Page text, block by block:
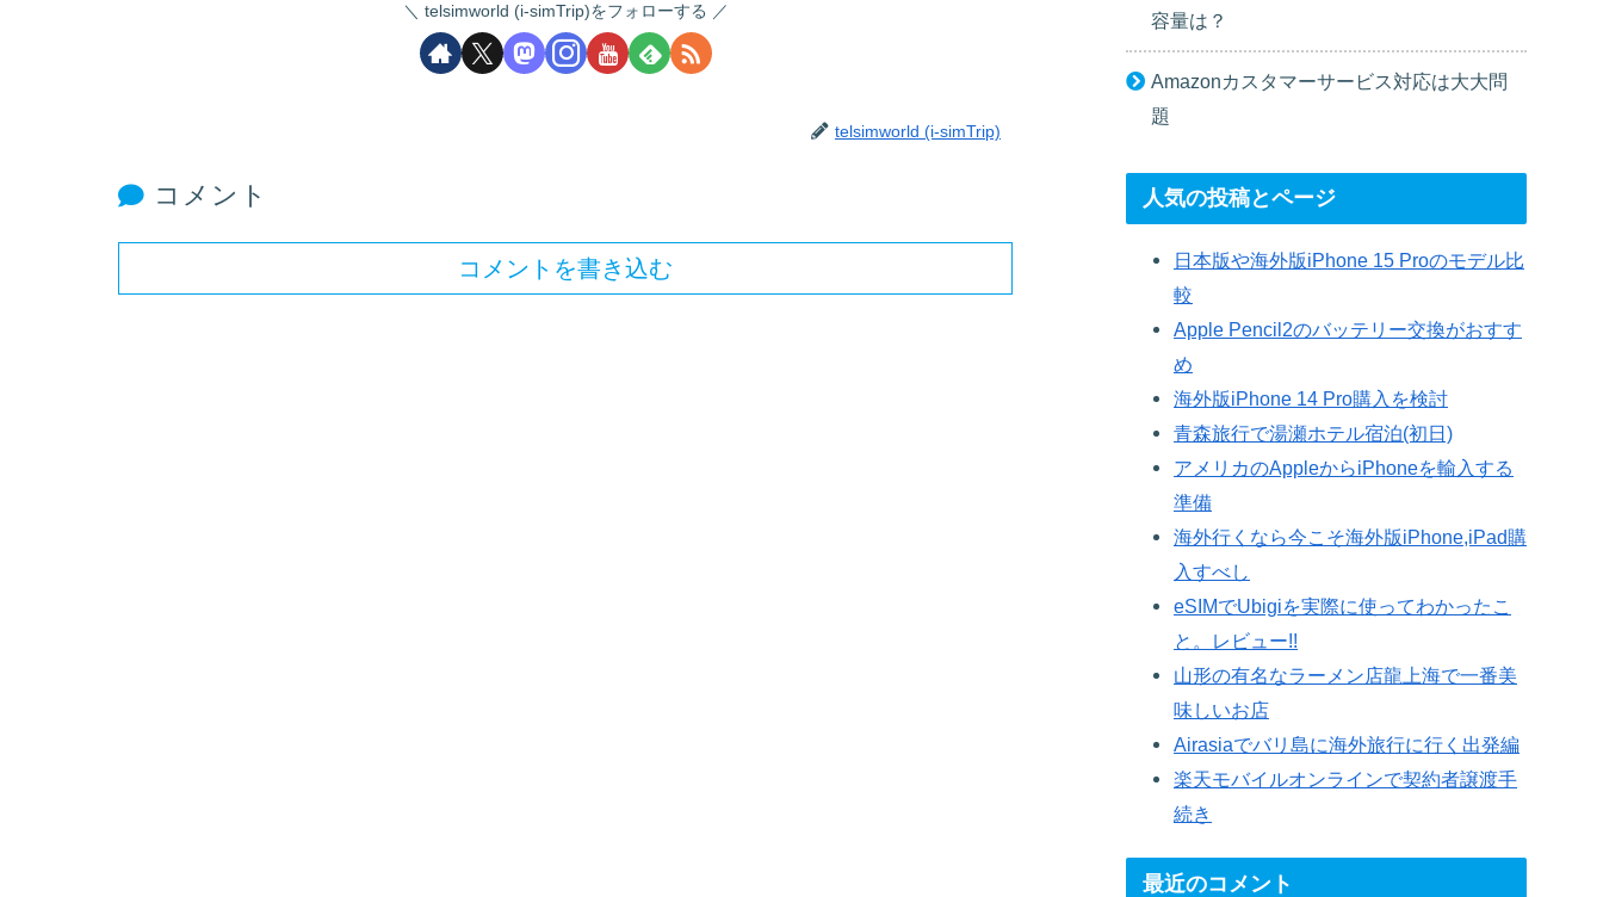
telsimworld (i-simTrip)をフォローする
telsimworld (i-simTrip)
コメント
コメントを書き込む
容量は？
Amazonカスタマーサービス対応は大大問
題
人気の投稿とページ
日本版や海外版iPhone 15 Proのモデル比
較
Apple Pencil2のバッテリー交換がおすす
め
海外版iPhone 14 Pro購入を検討
青森旅行で湯瀬ホテル宿泊(初日)
アメリカのAppleからiPhoneを輸入する
準備
海外行くなら今こそ海外版iPhone,iPad購
入すべし
eSIMでUbigiを実際に使ってわかったこ
と。レビュー!!
山形の有名なラーメン店龍上海で一番美
味しいお店
Airasiaでバリ島に海外旅行に行く出発編
楽天モバイルオンラインで契約者譲渡手
続き
最近のコメント